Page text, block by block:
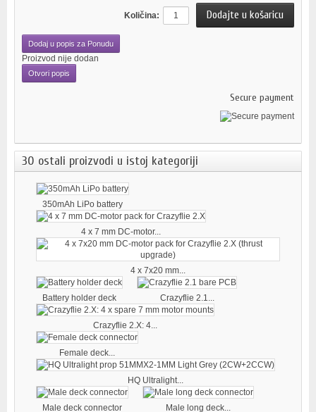
Količina:
Dodaj u popis za Ponudu
Proizvod nije dodan
Otvori popis
Secure payment
30 ostali proizvodi u istoj kategoriji
350mAh LiPo battery
4 x 7 mm DC-motor...
4 x 7x20 mm...
Battery holder deck Crazyflie 2.1...
Crazyflie 2.X: 4...
Female deck...
HQ Ultralight...
Male deck connector Male long deck...